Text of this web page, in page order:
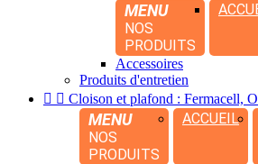
MENU
NOS
PRODUITS
Accessoires
Produits d'entretien
  Cloison et plafond : Fermacell,
MENU
NOS
PRODUITS
ACCUEIL